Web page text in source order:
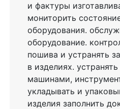
и фактуры
мониторить
оборудования.
оборудование.
пошива и устранять
в изделиях.
машинами,
укладывать и
изделия заполнить